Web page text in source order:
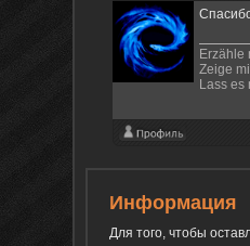
Erzähle
Zeige
Lass es
Информация
Для того, чтобы